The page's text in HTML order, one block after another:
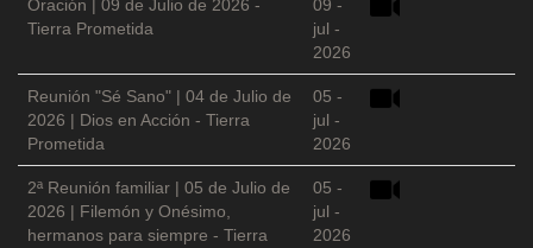
Oración | 09 de Julio de 2026 -
Tierra Prometida
09 -
jul -
2026
Reunión "Sé Sano" | 04 de Julio de
2026 | Dios en Acción - Tierra
Prometida
05 -
jul -
2026
2ª Reunión familiar | 05 de Julio de
2026 | Filemón y Onésimo,
hermanos para siempre - Tierra
05 -
jul -
2026